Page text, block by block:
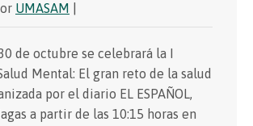
UMASAM
de octubre se celebrará la I
Mental: El gran reto de la salud
por el diario EL ESPAÑOL,
a partir de las 10:15 horas en